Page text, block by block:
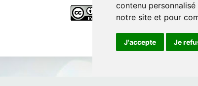
contenu
notre site et pour
J'accepte Je